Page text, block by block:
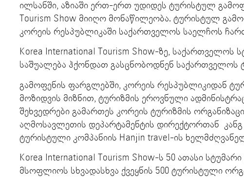
ილსანში, აზიაში ერთ-ერთ უდიდეს ტურისტულ
Tourism Show მიიღო მონაწილეობა. ტურისტულ
კორეის რესპუბლიკაში საქართველოს საელჩოს
Korea International Tourism Show-ზე, საქართველოს
საშუალება ჰქონდათ გასცნობოდნენ
გამოფენის ფარგლებში, კორეის რესპუბლიკიდან
მოზიდვის მიზნით, ტურიზმის ეროვნული
შეხვედრები გამართეს კორეის ტურიზმის
აღმოსავლეთის დეპარტამენტის დირექტორთან კანგ
ტურისტული კომპანიის Hanjin travel-ის
Korea International Tourism Show-ს 50 ათასი სტუმარი
მსოფლიოს სხვადასხვა ქვეყნის 500 ტურისტული